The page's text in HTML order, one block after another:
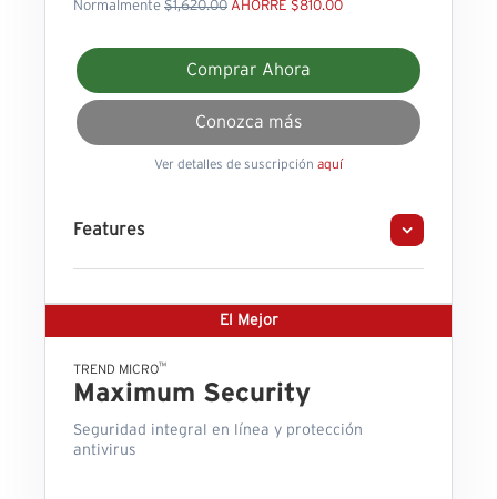
Normalmente $1,620.00 AHORRE $810.00
Comprar Ahora
Conozca más
Ver detalles de suscripción aquí
Features
El Mejor
TREND MICRO™
Maximum Security
Seguridad integral en línea y protección
antivirus